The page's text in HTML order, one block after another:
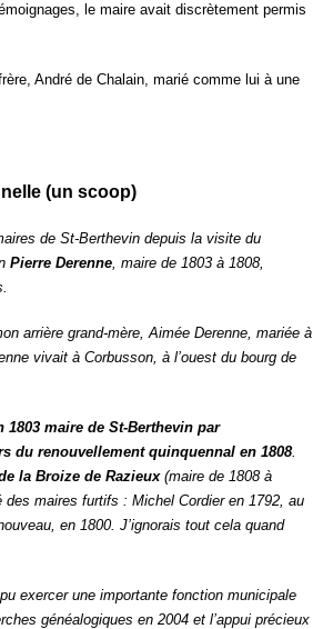
le maire avait discrètement permis
André de Chalain, marié comme lui à une
(un scoop)
de St-Berthevin depuis la visite du
Pierre Derenne, maire de 1803 à 1808,
arrière grand-mère, Aimée Derenne, mariée à
vivait à Corbusson, à l’ouest du bourg de
maire de St-Berthevin par
du renouvellement quinquennal en 1808.
la Broize de Razieux (maire de 1808 à
des maires furtifs : Michel Cordier en 1792, au
en 1800. J’ignorais tout cela quand
exercer une importante fonction municipale
généalogiques en 2004 et l’appui précieux